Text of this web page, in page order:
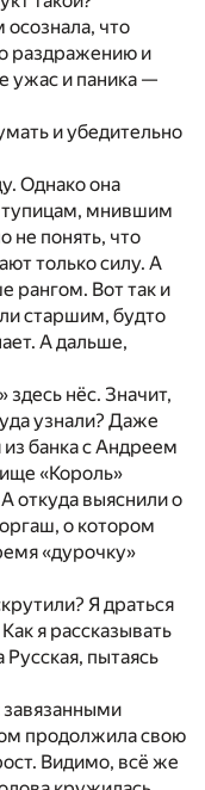
осознала, что
раздражению и
ужас и паника —
и убедительно
Однако она
тупицам, мнившим
не понять, что
только силу. А
рангом. Вот так и
старшим, будто
А дальше,
нёс. Значит,
узнали? Даже
из банка с Андреем
«Король»
откуда выяснили о
о котором
«дурочку»
Я драться
я рассказывать
Русская, пытаясь
завязанными
продолжила свою
Видимо, всё же